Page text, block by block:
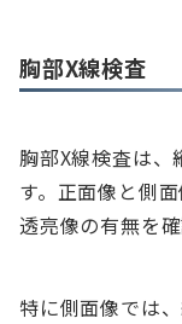
胸部X線検査
胸部X線検査は、
す。正面像と側
透亮像の有無を確
特に側面像では